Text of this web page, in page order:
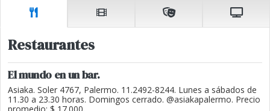
Restaurantes
El mundo en un bar.
Asiaka. Soler 4767, Palermo. 11.2492-8244. Lunes a sábados de
11.30 a 23.30 horas. Domingos cerrado. @asiakapalermo. Precio